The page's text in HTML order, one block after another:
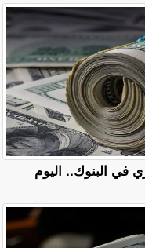
في البنوك.. اليوم